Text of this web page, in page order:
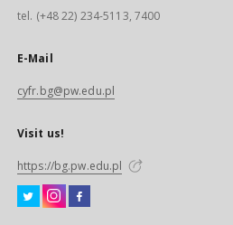
tel. (+48 22) 234-5113, 7400
E-Mail
cyfr.bg@pw.edu.pl
Visit us!
https://bg.pw.edu.pl